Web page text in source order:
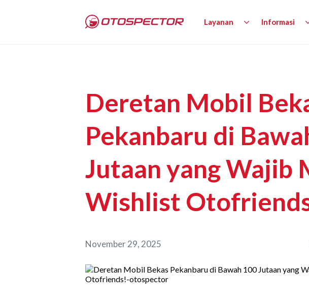
Layanan Informasi
Deretan Mobil
Pekanbaru di
Jutaan yang Wajib
Wishlist
November 29, 2025